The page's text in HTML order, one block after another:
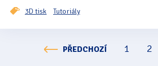
3D tisk Tutoriály
Stránkování
PŘEDCHOZÍ 1 2